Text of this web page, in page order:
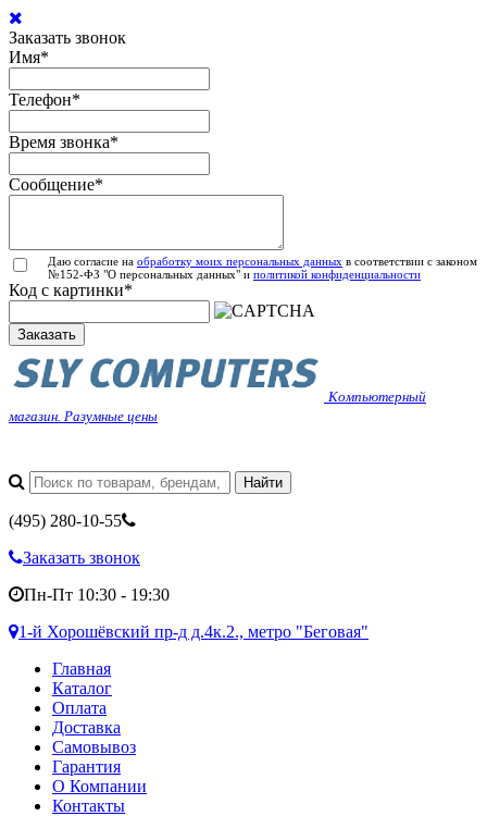
Заказать звонок
Имя*
Телефон*
Время звонка*
Сообщение*
Даю согласие на обработку моих персональных данных в соответствии с законом
№152-ФЗ "О персональных данных" и политикой конфиденциальности
Код с картинки*
Заказать
Компьютерный
магазин. Разумные цены
(495) 280-10-55
Заказать звонок
Пн-Пт 10:30 - 19:30
1-й Хорошёвский пр-д д.4к.2., метро "Беговая"
Главная
Каталог
Оплата
Доставка
Самовывоз
Гарантия
О Компании
Контакты